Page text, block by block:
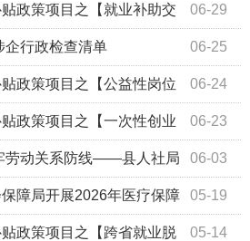
06-29
政策项目之【就业补助交
06-25
企行政检查清单
06-24
政策项目之【公益性岗位
06-23
政策项目之【一次性创业
06-03
劳动关系防线——县人社局
调解员聘书发放暨业务培训活动05-19
障局开展2026年医疗保障
05-14
政策项目之【跨省就业脱